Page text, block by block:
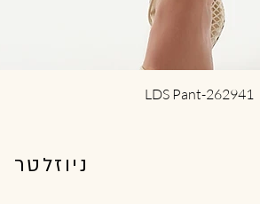
תצוגה מהירה
LDS Pant-262941
ניוזלטר